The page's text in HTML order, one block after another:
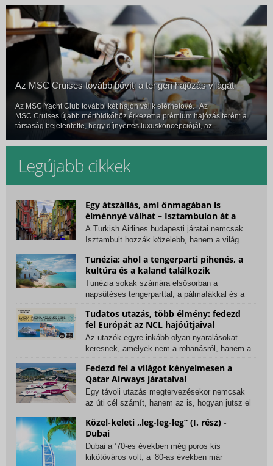
Az MSC Cruises tovább bővíti a tengeri hajózás világát
Az MSC Yacht Club további két hajón válik elérhetővé. Az
MSC Cruises újabb mérföldkőhöz érkezett a prémium hajózás terén: a
társaság bejelentette, hogy díjnyertes luxuskoncepcióját, az
MSC Yacht Clubot két további hajóra is kiterjeszti. A fejlesztés
eredmények
Legújabb cikkek
Egy átszállás, ami önmagában is
élménnyé válhat – Isztambulon át a
Turkish Airlines járataival
A Turkish Airlines budapesti járatai nemcsak
Isztambult hozzák közelebb, hanem a világ
Tunézia: ahol a tengerparti pihenés, a
kultúra és a kaland találkozik
Tunézia sokak számára elsősorban a
napsütéses tengerparttal, a pálmafákkal és a
Tudatos utazás, több élmény: fedezd
fel Európát az NCL hajóútjaival
Az utazók egyre inkább olyan nyaralásokat
keresnek, amelyek nem a rohanásról, hanem a
Fedezd fel a világot kényelmesen a
Qatar Airways járataival
Egy távoli utazás megtervezésekor nemcsak
az úti cél számít, hanem az is, hogyan jutsz el
Közel-keleti „leg-leg-leg” (I. rész) -
Dubai
Dubai a ’70-es években még poros kis
kikötőváros volt, a ’80-as években már